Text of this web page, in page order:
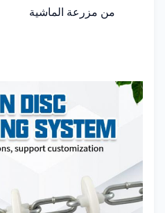
من مزرعة الماشية